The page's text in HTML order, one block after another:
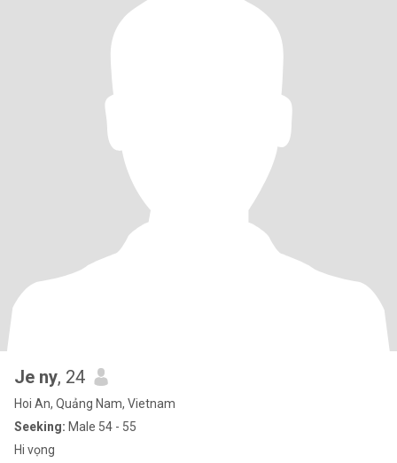
Je ny, 24
Hoi An, Quảng Nam, Vietnam
Seeking: Male 54 - 55
Hi vọng